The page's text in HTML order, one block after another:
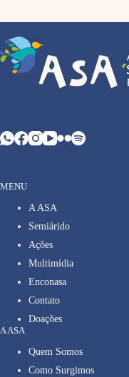
MENU
A ASA
Semiárido
Ações
Multimídia
Enconasa
Contato
Doações
A ASA
Quem Somos
Como Surgimos